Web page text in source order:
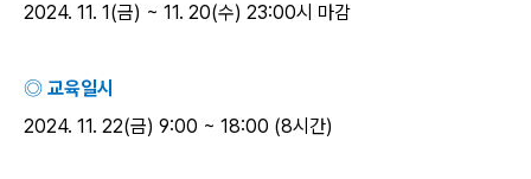
2024. 11. 1(금) ~ 11. 20(수) 23:00시 마감
◎ 교육일시
2024. 11. 22(금) 9:00 ~ 18:00 (8시간)